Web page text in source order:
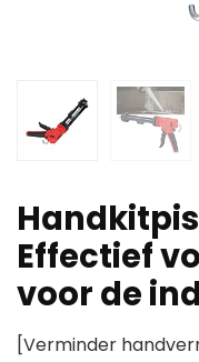
Effectief
voor de
[Verminder